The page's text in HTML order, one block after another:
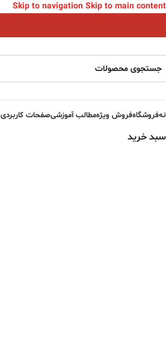
Skip to navigation Skip to main content
فروشگاهفروش ویژهمطالب آموزشیصفحات کاربردی
سبد خرید